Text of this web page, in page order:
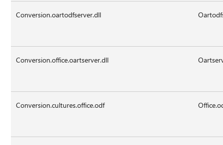
Conversion.oartodfserver.dll
Conversion.office.oartserver.dll
Conversion.cultures.office.odf